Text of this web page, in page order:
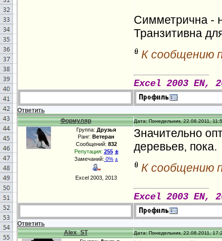
Симметрична -
Транзитивна
К сообщению
Excel 2003 EN,
Ответить
Формуляр
Дата: Понедельник, 22.08.2011,
Группа: Друзья
Ранг: Ветеран
Сообщений: 832
Репутация: 255 ±
Замечаний: 0% ±
Excel 2003, 2013
Значительно
деревьев, пока.
К сообщению
Excel 2003 EN,
Ответить
Alex_ST
Дата: Понедельник, 22.08.2011,